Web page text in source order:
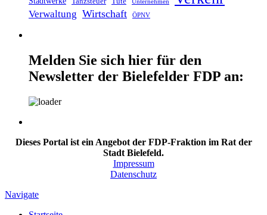
Unternehmen
Verwaltung Wirtschaft ÖPNV
Melden Sie sich hier für den
Newsletter der Bielefelder FDP an:
Dieses Portal ist ein Angebot der FDP-Fraktion im Rat der
Stadt Bielefeld.
Impressum
Datenschutz
Navigate